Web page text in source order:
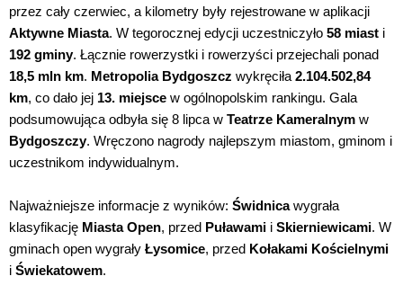
przez cały czerwiec, a kilometry były rejestrowane w aplikacji
Aktywne Miasta. W tegorocznej edycji uczestniczyło 58 miast i
192 gminy. Łącznie rowerzystki i rowerzyści przejechali ponad
18,5 mln km. Metropolia Bydgoszcz wykręciła 2.104.502,84
km, co dało jej 13. miejsce w ogólnopolskim rankingu. Gala
podsumowująca odbyła się 8 lipca w Teatrze Kameralnym w
Bydgoszczy. Wręczono nagrody najlepszym miastom, gminom i
uczestnikom indywidualnym.
Najważniejsze informacje z wyników: Świdnicawygrała
klasyfikację Miasta Open, przed Puławami i Skierniewicami. W
gminach open wygrały Łysomice, przed Kołakami Kościelnymi
i Świekatowem.